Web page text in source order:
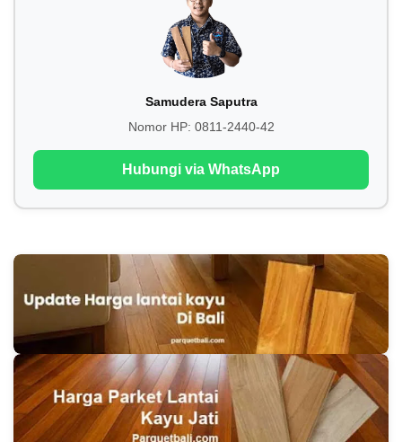
Samudera Saputra
Nomor HP: 0811-2440-42
Hubungi via WhatsApp